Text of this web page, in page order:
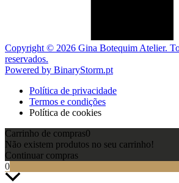
Copyright © 2026 Gina Botequim Atelier.
reservados.
Powered by BinaryStorm.pt
Política de privacidade
Termos e condições
Política de cookies
Carrinho de compras0
Não existem produtos no seu carrinho!
Continuar compras
0